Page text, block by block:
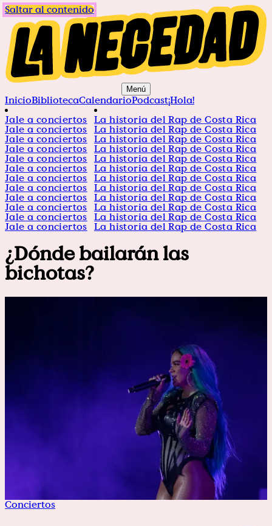
Saltar al contenido
Menú
InicioBibliotecaCalendarioPodcast¡Hola!
Jale a conciertos
Jale a conciertos
Jale a conciertos
Jale a conciertos
Jale a conciertos
Jale a conciertos
Jale a conciertos
Jale a conciertos
Jale a conciertos
Jale a conciertos
Jale a conciertos
Jale a conciertos
La historia del Rap de Costa Rica
La historia del Rap de Costa Rica
La historia del Rap de Costa Rica
La historia del Rap de Costa Rica
La historia del Rap de Costa Rica
La historia del Rap de Costa Rica
La historia del Rap de Costa Rica
La historia del Rap de Costa Rica
La historia del Rap de Costa Rica
La historia del Rap de Costa Rica
La historia del Rap de Costa Rica
La historia del Rap de Costa Rica
¿Dónde bailarán las
bichotas?
Conciertos